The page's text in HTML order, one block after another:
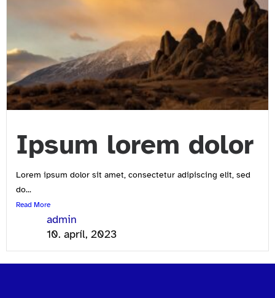
Ipsum lorem dolor
Lorem ipsum dolor sit amet, consectetur adipiscing elit, sed
do...
Read More
admin
10. apríl, 2023